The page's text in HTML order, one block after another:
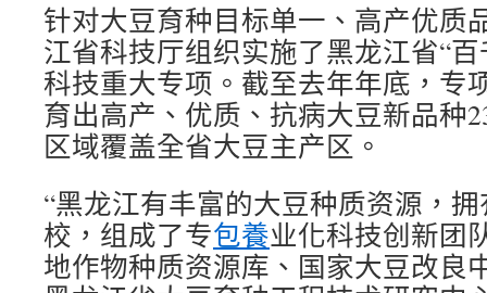
针对大豆育种目标单一、高产优质
江省科技厅组织实施了黑龙江省“
科技重大专项。截至去年年底，专
育出高产、优质、抗病大豆新品种
区域覆盖全省大豆主产区。
“黑龙江有丰富的大豆种质资源，
校，组成了专包養业化科技创新团
地作物种质资源库、国家大豆改良